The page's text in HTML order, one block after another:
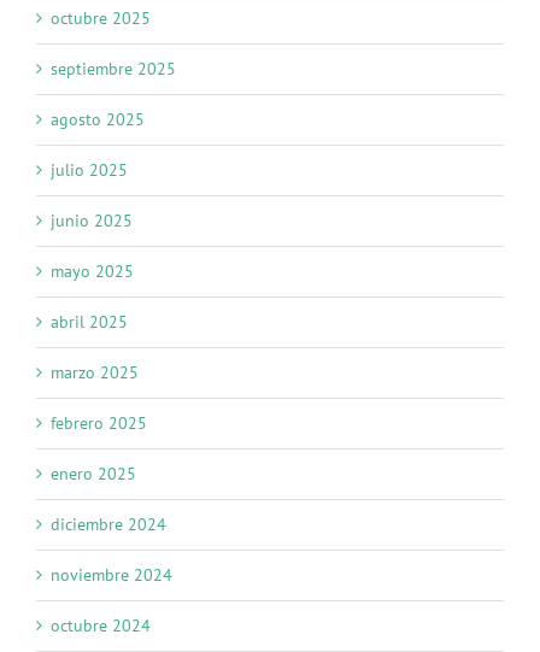
octubre 2025
septiembre 2025
agosto 2025
julio 2025
junio 2025
mayo 2025
abril 2025
marzo 2025
febrero 2025
enero 2025
diciembre 2024
noviembre 2024
octubre 2024